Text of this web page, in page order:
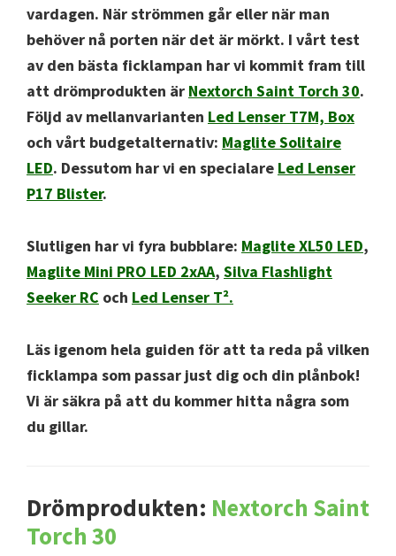
vardagen. När strömmen går eller när man
behöver nå porten när det är mörkt. I vårt test
av den bästa ficklampan har vi kommit fram till
att drömprodukten är Nextorch Saint Torch 30.
Följd av mellanvarianten Led Lenser T7M, Box
och vårt budgetalternativ: Maglite Solitaire
LED. Dessutom har vi en specialare Led Lenser
P17 Blister.
Slutligen har vi fyra bubblare: Maglite XL50 LED,
Maglite Mini PRO LED 2xAA, Silva Flashlight
Seeker RC och Led Lenser T².
Läs igenom hela guiden för att ta reda på vilken
ficklampa som passar just dig och din plånbok!
Vi är säkra på att du kommer hitta några som
du gillar.
Drömprodukten: Nextorch Saint
Torch 30